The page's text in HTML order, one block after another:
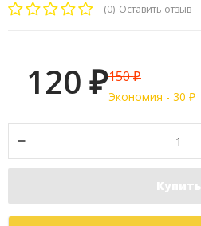
(0) Оставить отзыв
120 ₽150₽
Экономия - 30 ₽
Купить